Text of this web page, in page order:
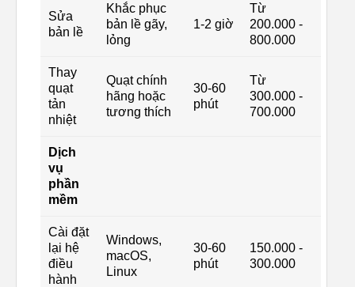
Sửa
bản lề
Khắc phục
bản lề gãy,
lỏng
1-2 giờ
Từ
200.000 -
800.000
Thay
quạt
tản
nhiệt
Quạt chính
hãng hoặc
tương thích
30-60
phút
Từ
300.000 -
700.000
Dịch
vụ
phần
mềm
Cài đặt
lại hệ
điều
hành
Windows,
macOS,
Linux
30-60
phút
150.000 -
300.000